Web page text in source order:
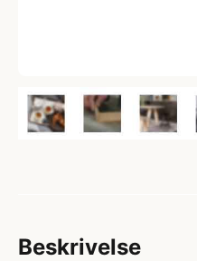
Beskrivelse